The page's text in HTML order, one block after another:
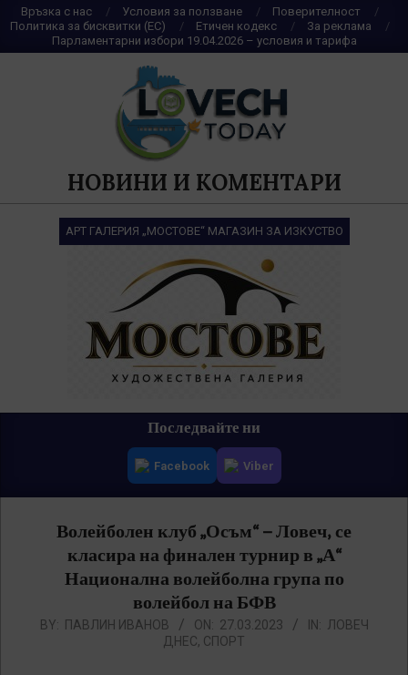
Skip
to
content
Връзка с нас Условия за ползване
Поверителност
Политика за бисквитки (ЕС)
Етичен кодекс
За реклама
Парламентарни избори 19.04.2026 – условия и тарифа
НОВИНИ И КОМЕНТАРИ
АРТ ГАЛЕРИЯ „МОСТОВЕ“ МАГАЗИН ЗА ИЗКУСТВО
Последвайте ни
Facebook Viber
Волейболен клуб „Осъм“ – Ловеч, се
класира на финален турнир в „А“
Национална волейболна група по
волейбол на БФВ
BY: ПАВЛИН ИВАНОВ ON: 27.03.2023 IN: ЛОВЕЧ
ДНЕС, СПОРТ